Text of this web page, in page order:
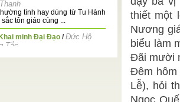
tình hay dùng từ Tu Hành
tôn giáo cùng ...
minh Đại Đạo /Đức Hộ
Tắc
thiết một
Nương
biểu làm
Đãi mười
Đêm hôm
Lễ), hỏi